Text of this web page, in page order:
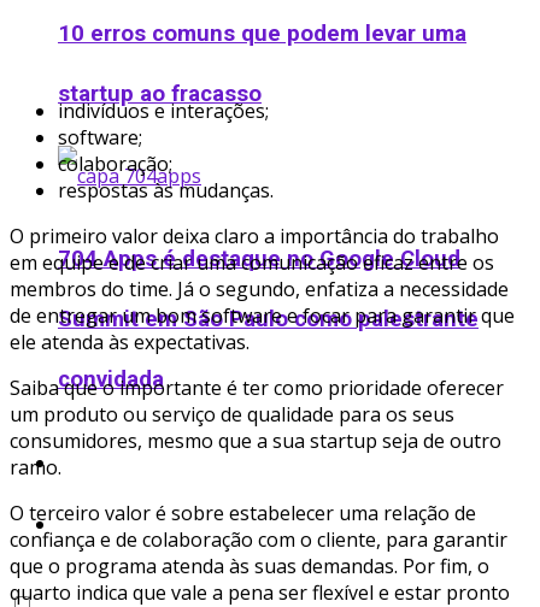
10 erros comuns que podem levar uma
startup ao fracasso
704 Apps é destaque no Google Cloud
Summit em São Paulo como palestrante
convidada
Ofertas
indivíduos e interações;
software;
colaboração;
respostas às mudanças.
O primeiro valor deixa claro a importância do trabalho
em equipe e de criar uma comunicação eficaz entre os
membros do time. Já o segundo, enfatiza a necessidade
de entregar um bom software e focar para garantir que
ele atenda às expectativas.
Saiba que o importante é ter como prioridade oferecer
um produto ou serviço de qualidade para os seus
consumidores, mesmo que a sua startup seja de outro
ramo.
O terceiro valor é sobre estabelecer uma relação de
confiança e de colaboração com o cliente, para garantir
que o programa atenda às suas demandas. Por fim, o
quarto indica que vale a pena ser flexível e estar pronto